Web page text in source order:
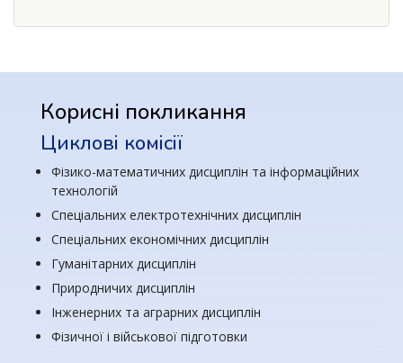
Корисні покликання
Циклові комісії
Фізико-математичних дисциплін та інформаційних
технологій
Спеціальних електротехнічних дисциплін
Спеціальних економічних дисциплін
Гуманітарних дисциплін
Природничих дисциплін
Інженерних та аграрних дисциплін
Фізичної і військової підготовки